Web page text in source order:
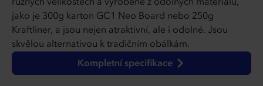
různých velikostech a vyrobené z odolných materiálů,
jako je 300g karton GC1 Neo Board nebo 250g
Kraftliner, a jsou nejen atraktivní, ale i odolné. Jsou
skvělou alternativou k tradičním obálkám.
Kompletní specifikace